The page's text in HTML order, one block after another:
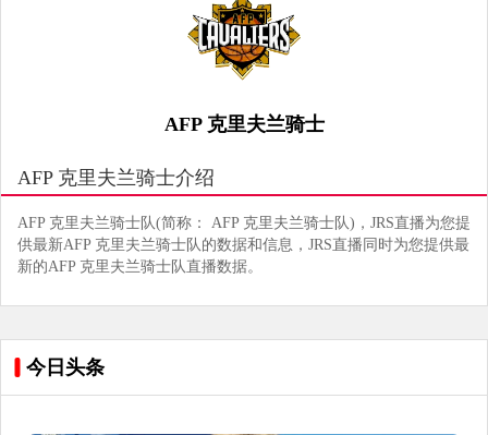
AFP 克里夫兰骑士
AFP 克里夫兰骑士介绍
AFP 克里夫兰骑士队(简称： AFP 克里夫兰骑士队)，JRS直播为您提
供最新AFP 克里夫兰骑士队的数据和信息，JRS直播同时为您提供最
新的AFP 克里夫兰骑士队直播数据。
今日头条